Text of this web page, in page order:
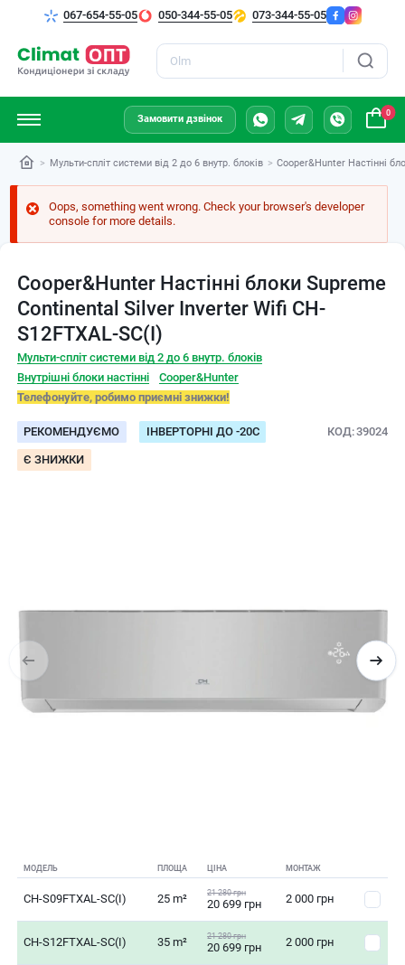
Пошук
067-654-55-05 050-344-55-05 073-344-55-05
Замовити дзвінок
0
Мульти-спліт системи від 2 до 6 внутр. блоків Cooper&Hunter Настінні
Oops, something went wrong. Check your browser's developer
console for more details.
Cooper&Hunter Настінні блоки Supreme
Continental Silver Inverter Wifi CH-
S12FTXAL-SC(I)
Мульти-спліт системи від 2 до 6 внутр. блоків
Внутрішні блоки настінні
Cooper&Hunter
Телефонуйте, робимо приємні знижки!
РЕКОМЕНДУЄМО ІНВЕРТОРНІ ДО -20С
Є ЗНИЖКИ
КОД 39024
МОДЕЛЬ ПЛОЩА ЦІНА МОНТАЖ
CH-S09FTXAL-SC(I) 25 m² 21 280 грн
20 699 грн 2 000 грн
CH-S12FTXAL-SC(I) 35 m² 21 280 грн
20 699 грн 2 000 грн